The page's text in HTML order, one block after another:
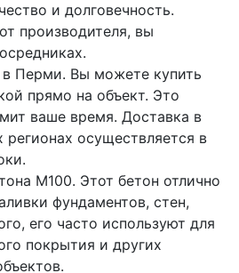
и долговечность.
производителя, вы
в Перми. Вы можете купить
прямо на объект. Это
ваше время. Доставка в
осуществляется в
M100. Этот бетон отлично
фундаментов, стен,
его часто используют для
покрытия и других